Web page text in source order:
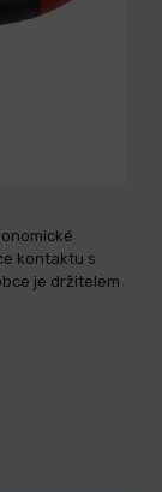
kontaktu s
je držitelem